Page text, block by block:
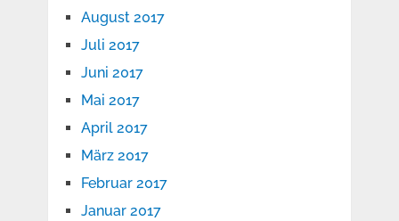
August 2017
Juli 2017
Juni 2017
Mai 2017
April 2017
März 2017
Februar 2017
Januar 2017